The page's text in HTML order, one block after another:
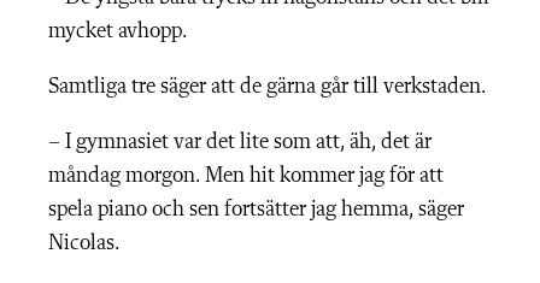
mycket avhopp.
Samtliga tre säger att de gärna går till verkstaden.
– I gymnasiet var det lite som att, äh, det är
måndag morgon. Men hit kommer jag för att
spela piano och sen fortsätter jag hemma, säger
Nicolas.